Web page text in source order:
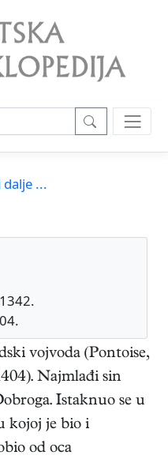
...
vojvoda (Pontoise,
). Najmlađi sin
Istaknuo se u
kojoj je bio i
od oca